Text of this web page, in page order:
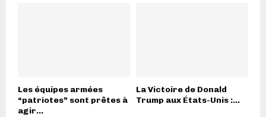
Les équipes armées
“patriotes” sont prêtes à
agir...
La Victoire de Donald
Trump aux États-Unis :...